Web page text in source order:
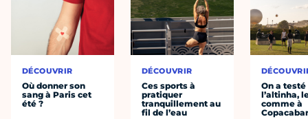
DÉCOUVRIR
Où donner son
sang à Paris cet
été ?
DÉCOUVRIR
Ces sports à
pratiquer
tranquillement au
fil de l’eau
On a testé
l’altinha,
comme à